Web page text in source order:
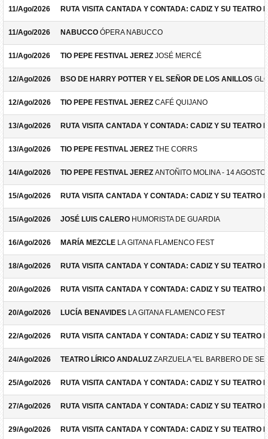
11/Ago/2026 RUTA VISITA CANTADA Y CONTADA: CADIZ Y SU TEATRO
11/Ago/2026 NABUCCO ÓPERA NABUCCO
11/Ago/2026 TIO PEPE FESTIVAL JEREZ JOSÉ MERCÉ
12/Ago/2026 BSO DE HARRY POTTER Y EL SEÑOR DE LOS ANILLOS
12/Ago/2026 TIO PEPE FESTIVAL JEREZ CAFÉ QUIJANO
13/Ago/2026 RUTA VISITA CANTADA Y CONTADA: CADIZ Y SU TEATRO
13/Ago/2026 TIO PEPE FESTIVAL JEREZ THE CORRS
14/Ago/2026 TIO PEPE FESTIVAL JEREZ ANTOÑITO MOLINA - 14 AGOSTO
15/Ago/2026 RUTA VISITA CANTADA Y CONTADA: CADIZ Y SU TEATRO
15/Ago/2026 JOSÉ LUIS CALERO HUMORISTA DE GUARDIA
16/Ago/2026 MARÍA MEZCLE LA GITANA FLAMENCO FEST
18/Ago/2026 RUTA VISITA CANTADA Y CONTADA: CADIZ Y SU TEATRO
20/Ago/2026 RUTA VISITA CANTADA Y CONTADA: CADIZ Y SU TEATRO
20/Ago/2026 LUCÍA BENAVIDES LA GITANA FLAMENCO FEST
22/Ago/2026 RUTA VISITA CANTADA Y CONTADA: CADIZ Y SU TEATRO
24/Ago/2026 TEATRO LÍRICO ANDALUZ ZARZUELA "EL BARBERO DE
25/Ago/2026 RUTA VISITA CANTADA Y CONTADA: CADIZ Y SU TEATRO
27/Ago/2026 RUTA VISITA CANTADA Y CONTADA: CADIZ Y SU TEATRO
29/Ago/2026 RUTA VISITA CANTADA Y CONTADA: CADIZ Y SU TEATRO